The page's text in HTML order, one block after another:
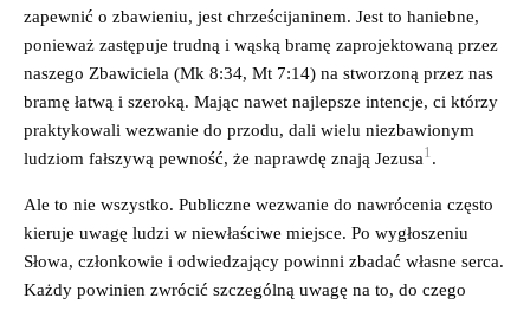
zapewnić o zbawieniu, jest chrześcijaninem. Jest to haniebne,
ponieważ zastępuje trudną i wąską bramę zaprojektowaną przez
naszego Zbawiciela (Mk 8:34, Mt 7:14) na stworzoną przez nas
bramę łatwą i szeroką. Mając nawet najlepsze intencje, ci którzy
praktykowali wezwanie do przodu, dali wielu niezbawionym
ludziom fałszywą pewność, że naprawdę znają Jezusa1 .
Ale to nie wszystko. Publiczne wezwanie do nawrócenia często
kieruje uwagę ludzi w niewłaściwe miejsce. Po wygłoszeniu
Słowa, członkowie i odwiedzający powinni zbadać własne serca.
Każdy powinien zwrócić szczególną uwagę na to, do czego